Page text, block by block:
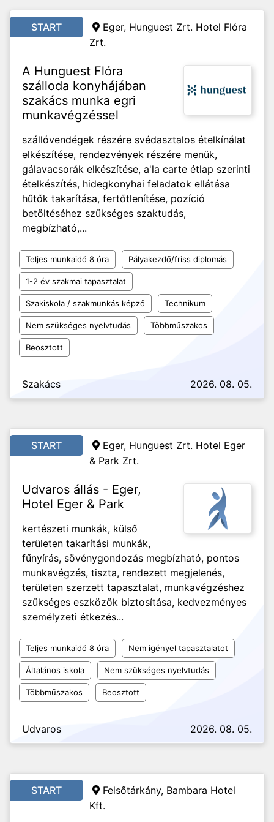
START
Eger, Hunguest Zrt. Hotel Flóra
Zrt.
A Hunguest Flóra
szálloda konyhájában
szakács munka egri
munkavégzéssel
szállóvendégek részére svédasztalos ételkínálat
elkészítése, rendezvények részére menük,
gálavacsorák elkészítése, a'la carte étlap szerinti
ételkészítés, hidegkonyhai feladatok ellátása
hűtők takarítása, fertőtlenítése, pozíció
betöltéséhez szükséges szaktudás,
megbízható,...
Teljes munkaidő 8 óra Pályakezdő/friss diplomás
1-2 év szakmai tapasztalat
Szakiskola / szakmunkás képző Technikum
Nem szükséges nyelvtudás Többműszakos
Beosztott
Szakács 2026. 08. 05.
START
Eger, Hunguest Zrt. Hotel Eger
& Park Zrt.
Udvaros állás - Eger,
Hotel Eger & Park
kertészeti munkák, külső
területen takarítási munkák,
fűnyírás, sövénygondozás megbízható, pontos
munkavégzés, tiszta, rendezett megjelenés,
területen szerzett tapasztalat, munkavégzéshez
szükséges eszközök biztosítása, kedvezményes
személyzeti étkezés...
Teljes munkaidő 8 óra Nem igényel tapasztalatot
Általános iskola Nem szükséges nyelvtudás
Többműszakos Beosztott
Udvaros 2026. 08. 05.
START
Felsőtárkány, Bambara Hotel
Kft.